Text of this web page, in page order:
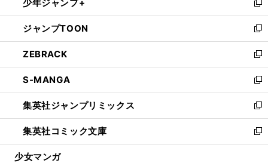
く
で
開
く
ド
ウ
で
開
く
ィ
ン
ド
ウ
で
開
く
い
ウ
ィ
ン
ド
ウ
で
開
く
少年ジャンプ+
新
し
い
ウ
ィ
ン
ド
ウ
で
開
く
ジャンプTOON
新
し
い
ウ
ィ
ン
ド
ウ
で
開
ZEBRACK
新
し
い
ウ
ィ
ン
ド
ウ
S-MANGA
新
し
い
ウ
ィ
ン
集英社ジャンプリミックス
新
し
い
ウ
集英社コミック文庫
新
し
少女マンガ